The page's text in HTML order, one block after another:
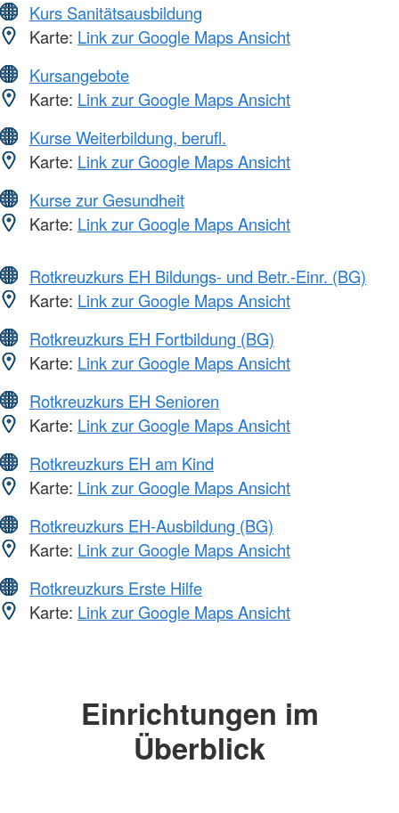
Kurs Sanitätsausbildung
Karte: Link zur Google Maps Ansicht
Kursangebote
Karte: Link zur Google Maps Ansicht
Kurse Weiterbildung, berufl.
Karte: Link zur Google Maps Ansicht
Kurse zur Gesundheit
Karte: Link zur Google Maps Ansicht
Rotkreuzkurs EH Bildungs- und Betr.-Einr. (BG)
Karte: Link zur Google Maps Ansicht
Rotkreuzkurs EH Fortbildung (BG)
Karte: Link zur Google Maps Ansicht
Rotkreuzkurs EH Senioren
Karte: Link zur Google Maps Ansicht
Rotkreuzkurs EH am Kind
Karte: Link zur Google Maps Ansicht
Rotkreuzkurs EH-Ausbildung (BG)
Karte: Link zur Google Maps Ansicht
Rotkreuzkurs Erste Hilfe
Karte: Link zur Google Maps Ansicht
Einrichtungen im
Überblick